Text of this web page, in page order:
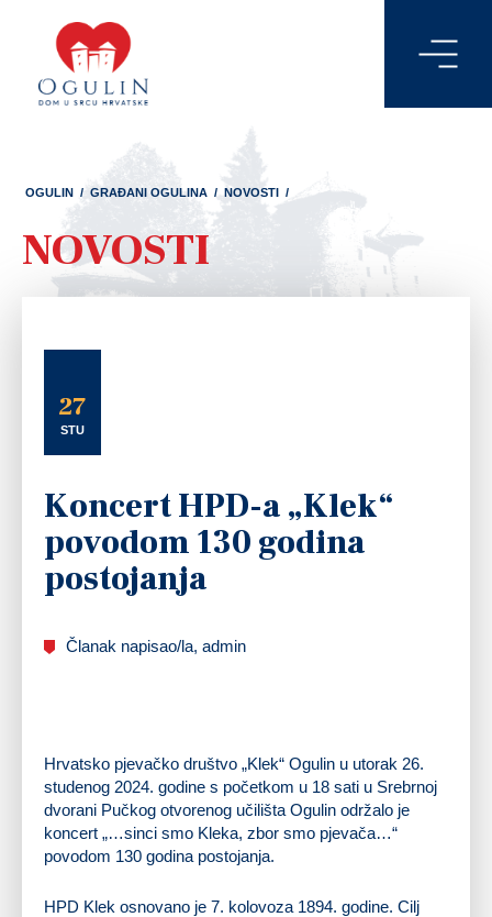
OGULIN / GRAĐANI OGULINA / NOVOSTI /
NOVOSTI
27
STU
Koncert HPD-a „Klek“
povodom 130 godina
postojanja
Članak napisao/la, admin
Hrvatsko pjevačko društvo „Klek“ Ogulin u utorak 26.
studenog 2024. godine s početkom u 18 sati u Srebrnoj
dvorani Pučkog otvorenog učilišta Ogulin održalo je
koncert „…sinci smo Kleka, zbor smo pjevača…“
povodom 130 godina postojanja.
HPD Klek osnovano je 7. kolovoza 1894. godine. Cilj